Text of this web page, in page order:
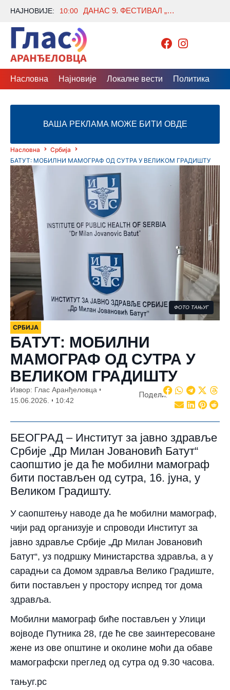
НАЈНОВИЈЕ: 10:00 ДАНАС 9. ФЕСТИВАЛ „АРАНЂЕЛОВАЦ ЗОВЕ“ У ПАРКУ БУКОВИЧКЕ БАЊЕ
Насловна Најновије Локалне вести Политика
ВАША РЕКЛАМА МОЖЕ БИТИ ОВДЕ
Насловна
Србија
БАТУТ: МОБИЛНИ МАМОГРАФ ОД СУТРА У ВЕЛИКОМ ГРАДИШТУ
ФОТО ТАЊУГ
СРБИЈА
БАТУТ: МОБИЛНИ
МАМОГРАФ ОД СУТРА У
ВЕЛИКОМ ГРАДИШТУ
Извор: Глас Аранђеловца
15.06.2026.
10:42
Подели:
БЕОГРАД – Институт за јавно здравље
Србије „Др Милан Јовановић Батут“
саопштио је да ће мобилни мамограф
бити постављен од сутра, 16. јуна, у
Великом Градишту.
У саопштењу наводе да ће мобилни мамограф,
чији рад организује и спроводи Институт за
јавно здравље Србије „Др Милан Јовановић
Батут“, уз подршку Министарства здравља, а у
сарадњи са Домом здравља Велико Градиште,
бити постављен у простору испред тог дома
здравља.
Мобилни мамограф биће постављен у Улици
војводе Путника 28, где ће све заинтересоване
жене из ове општине и околине моћи да обаве
мамографски преглед од сутра од 9.30 часова.
тањуг.рс